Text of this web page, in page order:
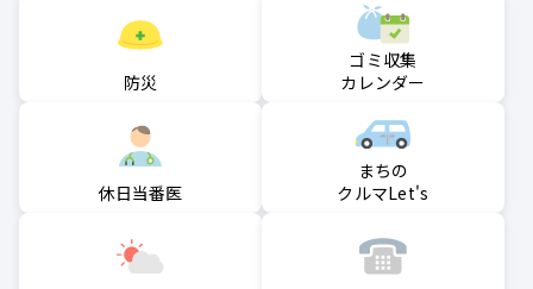
防災
ゴミ収集
カレンダー
休日当番医
まちの
クルマLet's